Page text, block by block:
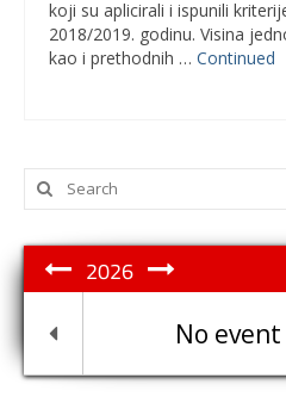
koji su aplicirali i ispunili
2018/2019. godinu. Visina
kao i prethodnih … Continued
Search
for:
2026
No